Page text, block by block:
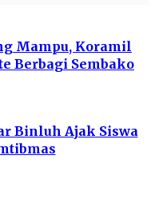
Mampu, Koramil
Berbagi Sembako
Binluh Ajak Siswa